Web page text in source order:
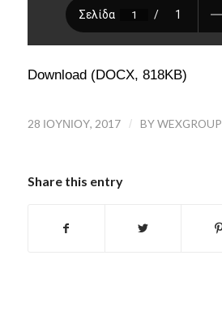
Download (DOCX, 818KB)
28 ΙΟΥΝΊΟΥ, 2017 / BYWEXGROUP
Share this entry